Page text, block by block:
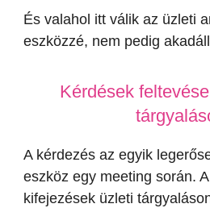
És valahol itt válik az üzleti
eszközzé, nem pedig
Kérdések
A kérdezés az egyik
eszköz egy meeting során.
kifejezések üzleti